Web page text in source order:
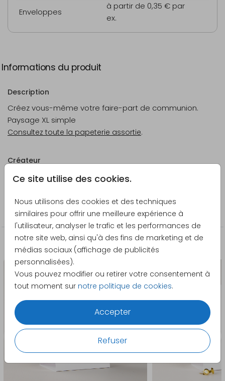
Ce site utilise des cookies.
Nous utilisons des cookies et des techniques
similaires pour offrir une meilleure expérience à
l'utilisateur, analyser le trafic et les performances de
notre site web, ainsi qu'à des fins de marketing et de
médias sociaux (affichage de publicités
personnalisées).
Vous pouvez modifier ou retirer votre consentement à
tout moment sur notre politique de cookies.
Accepter
Refuser
Enveloppes
à partir de 0,35 € par
ex.
Informations du produit
Description
Créez vous-même votre faire-part de communion.
Paysage XL simple
Consultez toute la papeterie assortie.
Créateur
Pretty Orange
Catégorie
À personnaliser
La papeterie assortie